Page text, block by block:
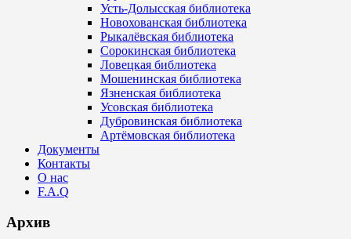
Усть-Долысская библиотека
Новохованская библиотека
Рыкалёвская библиотека
Сорокинская библиотека
Ловецкая библиотека
Мошенинская библиотека
Язненская библиотека
Усовская библиотека
Дубровинская библиотека
Артёмовская библиотека
Документы
Контакты
О нас
F.A.Q
Архив